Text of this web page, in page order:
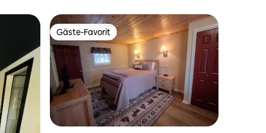
Gäste-Favorit
Gäste-Favorit